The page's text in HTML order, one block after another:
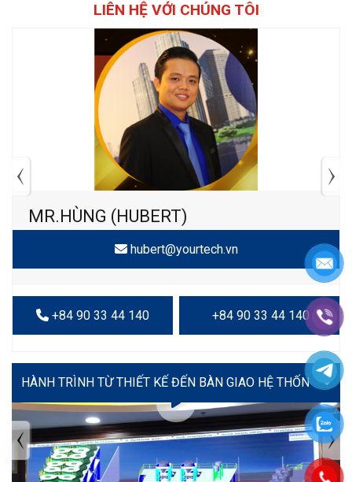
LIÊN HỆ VỚI CHÚNG TÔI
MR.HÙNG (HUBERT)
hubert@yourtech.vn
+84 90 33 44 140 +84 90 33 44 140
VIDEO
TIN TỨC MỚI NHẤT
Tuyển dụng: Nhân viên KẾ TOÁN